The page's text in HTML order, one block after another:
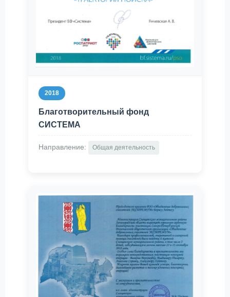
2018
Благотворительный фонд
СИСТЕМА
Направление: Общая деятельность